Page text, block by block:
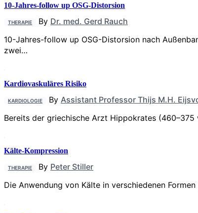
10-Jahres-follow up OSG-Distorsion
THERAPIE By Dr. med. Gerd Rauch
10-Jahres-follow up OSG-Distorsion nach
zwei…
Kardiovaskuläres Risiko
KARDIOLOGIE By Assistant Professor Thijs M.H.
Bereits der griechische Arzt Hippokrates
Kälte-Kompression
THERAPIE By Peter Stiller
Die Anwendung von Kälte in verschiedenen